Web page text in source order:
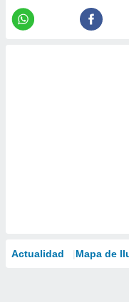
Actualidad Mapa de